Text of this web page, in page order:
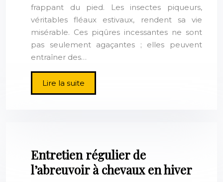
frappant du pied. Les insectes piqueurs,
véritables fléaux estivaux, rendent sa vie
misérable. Ces piqûres incessantes ne sont
pas seulement agaçantes ; elles peuvent
entraîner des…
Lire la suite
Entretien régulier de
l’abreuvoir à chevaux en hiver